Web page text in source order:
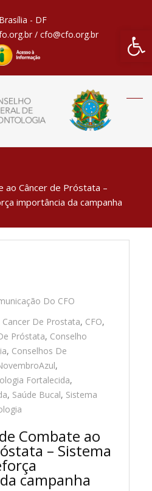
Barra
Brasília - DF
/ cfo@cfo.org.br
ao Câncer de Próstata –
importância da campanha
Do CFO
Cancer De Prostata, CFO,
Próstata, Conselho
, Conselhos De
,
Fortalecida,
, Saúde Bucal, Sistema
Combate ao
– Sistema
campanha